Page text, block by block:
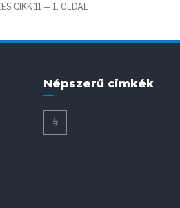
CIKK 11 — 1. OLDAL
Népszerű cimkék
#